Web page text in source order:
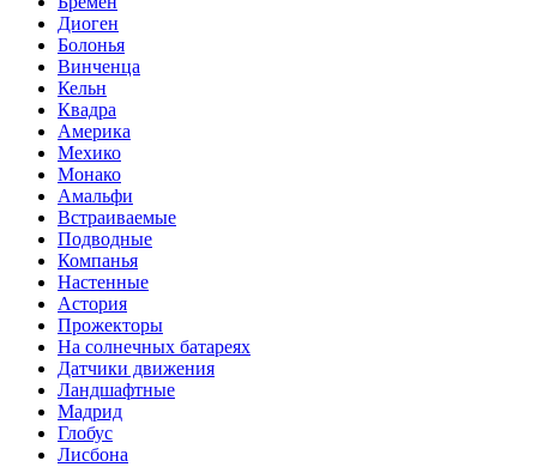
Диоген
Болонья
Винченца
Кельн
Квадра
Америка
Мехико
Монако
Амальфи
Встраиваемые
Подводные
Компанья
Настенные
Астория
Прожекторы
На солнечных батареях
Датчики движения
Ландшафтные
Мадрид
Глобус
Лисбона